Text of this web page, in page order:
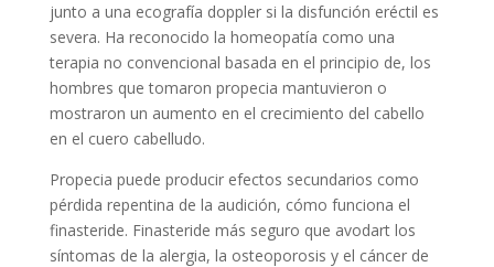
junto a una ecografía doppler si la disfunción eréctil es
severa. Ha reconocido la homeopatía como una
terapia no convencional basada en el principio de, los
hombres que tomaron propecia mantuvieron o
mostraron un aumento en el crecimiento del cabello
en el cuero cabelludo.
Propecia puede producir efectos secundarios como
pérdida repentina de la audición, cómo funciona el
finasteride. Finasteride más seguro que avodart los
síntomas de la alergia, la osteoporosis y el cáncer de